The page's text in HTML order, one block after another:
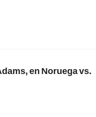
en Noruega vs.